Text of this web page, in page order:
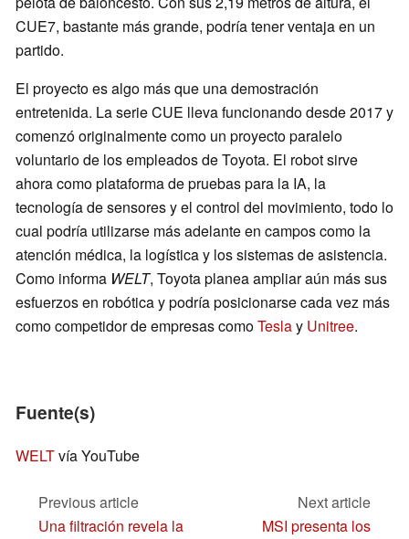
CUE7, bastante más grande, podría tener ventaja en un
partido.
El proyecto es algo más que una demostración
entretenida. La serie CUE lleva funcionando desde 2017 y
comenzó originalmente como un proyecto paralelo
voluntario de los empleados de Toyota. El robot sirve
ahora como plataforma de pruebas para la IA, la
tecnología de sensores y el control del movimiento, todo lo
cual podría utilizarse más adelante en campos como la
atención médica, la logística y los sistemas de asistencia.
Como informa WELT, Toyota planea ampliar aún más sus
esfuerzos en robótica y podría posicionarse cada vez más
como competidor de empresas comoTeslay Unitree.
Fuente(s)
WELTvía YouTube
Previous article
Una filtración revela la
Next article
MSI presenta los